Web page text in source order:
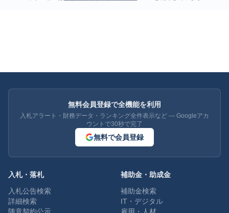
無料会員登録で全機能を利用
入札アラート・財務データ・ランキング全件表示など — Googleアカ
ウントで30秒で完了
無料で会員登録
入札・落札
入札公告検索
詳細検索
補助金・助成金
補助金検索
IT・デジタル